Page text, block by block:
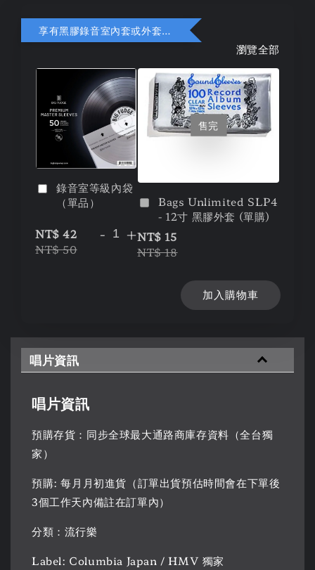
享有黑膠錄音室內套或外套折扣
瀏覽全部
錄音室等級內袋
（單品）
NT$ 42
NT$ 50
- +
售完
Bags Unlimited SLP4
- 12寸 黑膠外套 (單購)
NT$ 15
NT$ 18
加入購物車
唱片資訊
唱片資訊
預購存貨：同步全球最大通路商庫存資料（全台獨
家）
預購: 每月月初進貨（訂單出貨預估時間會在下單後
3個工作天內備註在訂單內）
分類：流行樂
Label: Columbia Japan / HMV 獨家